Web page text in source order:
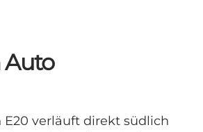
E20 verläuft direkt südlich